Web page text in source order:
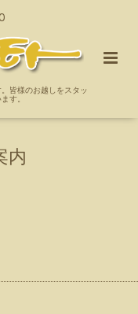
皆様のお越しをスタッ
す。
内